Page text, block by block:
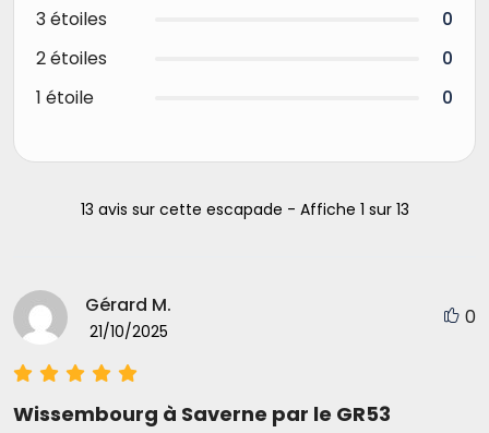
3 étoiles
0
2 étoiles
0
1 étoile
0
13 avis sur cette escapade - Affiche 1 sur 13
Gérard M.
21/10/2025
0
Wissembourg à Saverne par le GR53